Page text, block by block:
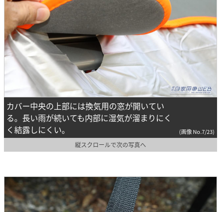
カバー中央の上部には換気用の窓が開いてい
る。長い雨が続いても内部に湿気が溜まりにく
く結露しにくい。
(画像 No.7/23)
縦スクロールで次の写真へ